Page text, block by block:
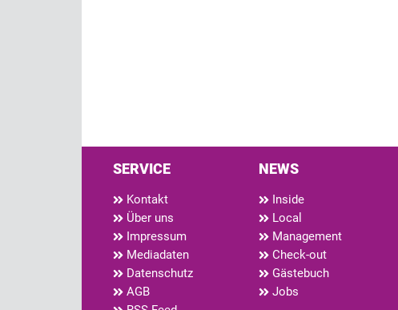
SERVICE
Kontakt
Über uns
Impressum
Mediadaten
Datenschutz
AGB
NEWS
Inside
Local
Management
Check-out
Gästebuch
Jobs